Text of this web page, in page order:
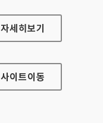
부산광역시 대표 홈페이지
자세히보기
사이트이동